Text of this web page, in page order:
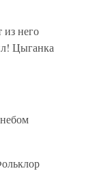
из него
Цыганка